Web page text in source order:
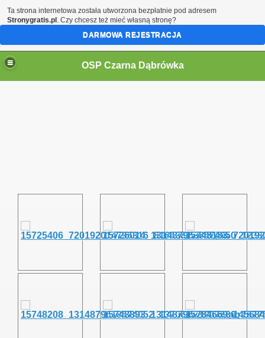
OSP Czarna Dąbrówka
Ta strona internetowa została utworzona bezpłatnie pod adresem
Stronygratis.pl . Czy chcesz też mieć własną stronę?
DARMOWA REJESTRACJA